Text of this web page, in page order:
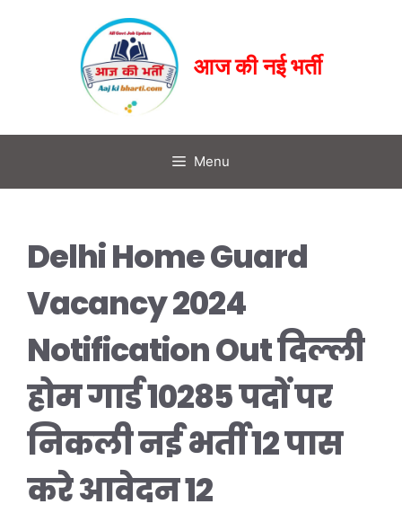
आज की नई भर्ती
Menu
Delhi Home Guard
Vacancy 2024
Notification Out दिल्ली
होम गार्ड 10285 पदों पर
निकली नई भर्ती 12 पास
करे आवेदन 12